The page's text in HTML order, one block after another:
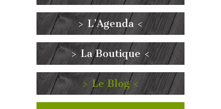
> L’Agenda <
> La Boutique <
> Le Blog <